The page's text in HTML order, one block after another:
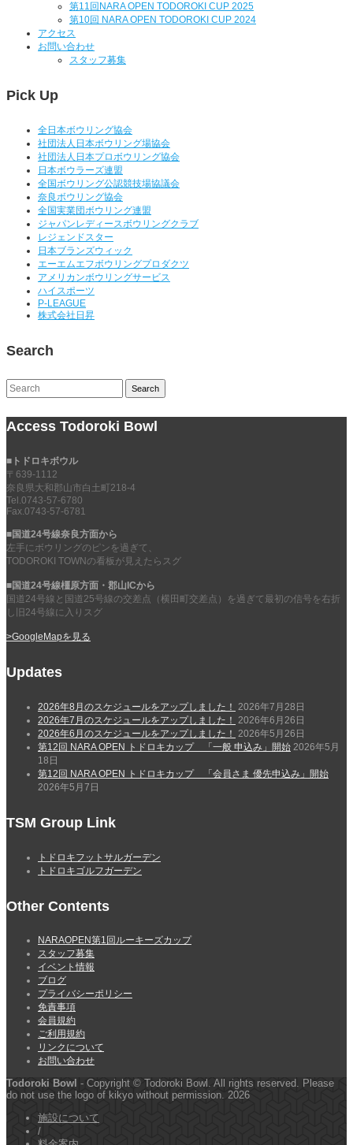
第11回NARA OPEN TODOROKI CUP 2025
第10回 NARA OPEN TODOROKI CUP 2024
アクセス
お問い合わせ
スタッフ募集
Pick Up
全日本ボウリング協会
社団法人日本ボウリング場協会
社団法人日本プロボウリング協会
日本ボウラーズ連盟
全国ボウリング公認競技場協議会
奈良ボウリング協会
全国実業団ボウリング連盟
ジャパンレディースボウリングクラブ
レジェンドスター
日本ブランズウィック
エーエムエフボウリングプロダクツ
アメリカンボウリングサービス
ハイスポーツ
P-LEAGUE
株式会社日昇
Search
Search
Access Todoroki Bowl
■トドロキボウル
〒639-1112
奈良県大和郡山市白土町218-4
Tel.0743-57-6780
Fax.0743-57-6781
■国道24号線奈良方面から
左手にボウリングのピンを過ぎて、
TODOROKI TOWNの看板が見えたらスグ
■国道24号線橿原方面・郡山ICから
国道24号線と国道25号線の交差点（横田町交差点）を過ぎて最初の信号を右折
し旧24号線に入りスグ
>GoogleMapを見る
Updates
2026年8月のスケジュールをアップしました！
2026年7月28日
2026年7月のスケジュールをアップしました！
2026年6月26日
2026年6月のスケジュールをアップしました！
2026年5月26日
第12回 NARA OPEN トドロキカップ 「一般 申込み」開始 2026年5月
18日
第12回 NARA OPEN トドロキカップ 「会員さま 優先申込み」開始
2026年5月7日
TSM Group Link
トドロキフットサルガーデン
トドロキゴルフガーデン
Other Contents
NARAOPEN第1回ルーキーズカップ
スタッフ募集
イベント情報
ブログ
プライバシーポリシー
免責事項
会員規約
ご利用規約
リンクについて
お問い合わせ
Todoroki Bowl - Copyright © Todoroki Bowl. All rights reserved. Please
do not use the logo of kikyo without permission. 2026
施設について
/